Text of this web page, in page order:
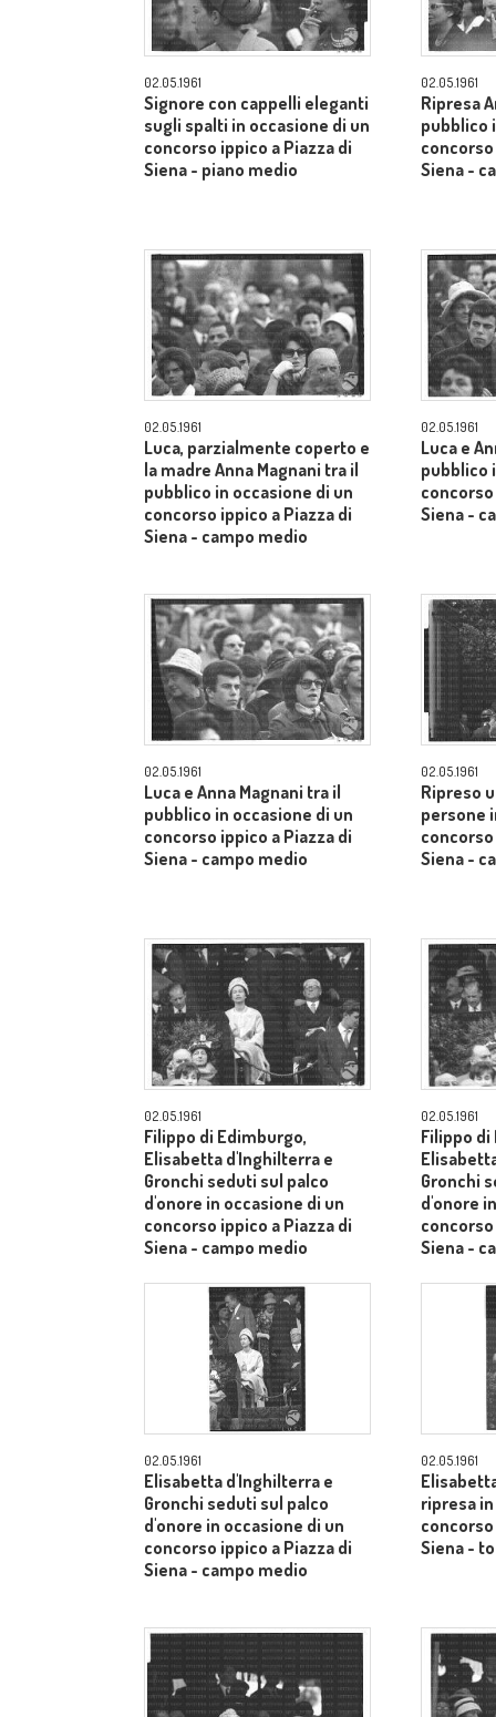
02.05.1961
Signore con cappelli eleganti
sugli spalti in occasione di un
concorso ippico a Piazza di
Siena - piano medio
02.05.1961
Ripresa
pubblico
Siena -
02.05.1961
Luca, parzialmente coperto e
la madre Anna Magnani tra il
pubblico in occasione di un
concorso ippico a Piazza di
Siena - campo medio
02.05.1961
Luca e
pubblico
Siena -
02.05.1961
Luca e Anna Magnani tra il
pubblico in occasione di un
concorso ippico a Piazza di
Siena - campo medio
02.05.1961
Ripreso
persone
Siena -
02.05.1961
Filippo di Edimburgo,
Elisabetta d'Inghilterra e
Gronchi seduti sul palco
d'onore in occasione di un
concorso ippico a Piazza di
Siena - campo medio
02.05.1961
Filippo di
Gronchi
d'onore
Siena -
02.05.1961
Elisabetta d'Inghilterra e
Gronchi seduti sul palco
d'onore in occasione di un
concorso ippico a Piazza di
Siena - campo medio
02.05.1961
ripresa
Siena -